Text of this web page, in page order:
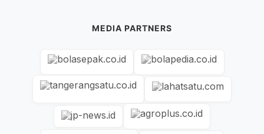
MEDIA PARTNERS